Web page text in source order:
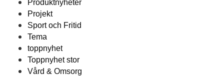
Produktnyheter
Projekt
Sport och Fritid
Tema
toppnyhet
Toppnyhet stor
Vård & Omsorg